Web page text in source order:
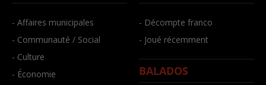
- Affaires municipales
- Communauté / Social
- Culture
- Économie
- Décompte franco
- Joué récemment
BALADOS